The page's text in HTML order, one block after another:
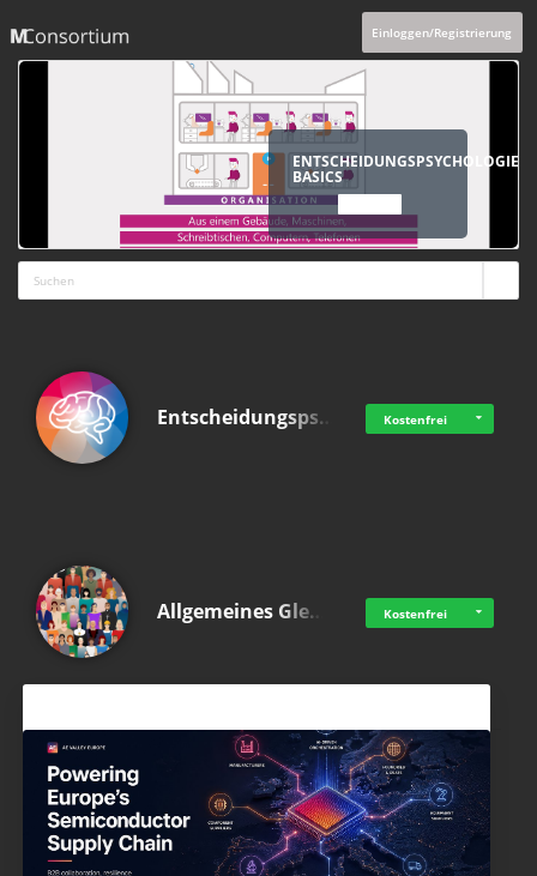
Einloggen/Registrierung
ENTSCHEIDUNGSPSYCHOLOGIE
BASICS
Entscheidungsps… Kostenfrei
Allgemeines Gle… Kostenfrei